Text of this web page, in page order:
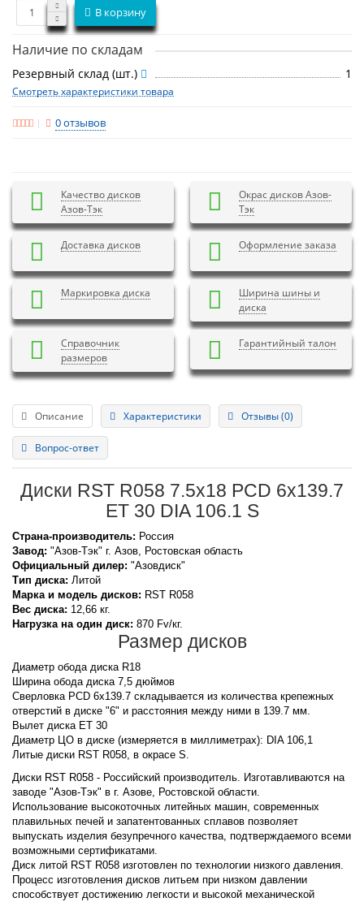
В корзину
Наличие по складам
Резервный склад (шт.) 1
Смотреть характеристики товара
0 отзывов
Качество дисков
Азов-Тэк
Окрас дисков Азов-
Тэк
Доставка дисков Оформление заказа
Маркировка диска
Ширина шины и
диска
Справочник
размеров
Гарантийный талон
Описание Характеристики Отзывы (0)
Вопрос-ответ
Диски RST R058 7.5x18 PCD 6x139.7
ET 30 DIA 106.1 S
Страна-производитель: Россия
Завод: "Азов-Тэк" г. Азов, Ростовская область
Официальный дилер: "Азовдиск"
Тип диска: Литой
Марка и модель дисков: RST R058
Вес диска: 12,66 кг.
Нагрузка на один диск: 870 Fv/кг.
Размер дисков
Диаметр обода диска R18
Ширина обода диска 7,5 дюймов
Сверловка PCD 6x139.7 складывается из количества крепежных
отверстий в диске "6" и расстояния между ними в 139.7 мм.
Вылет диска ET 30
Диаметр ЦО в диске (измеряется в миллиметрах): DIA 106,1
Литые диски RST R058, в окрасе S.
Диски RST R058 - Российский производитель. Изготавливаются на
заводе "Азов-Тэк" в г. Азове, Ростовской области.
Использование высокоточных литейных машин, современных
плавильных печей и запатентованных сплавов позволяет
выпускать изделия безупречного качества, подтверждаемого всеми
возможными сертификатами.
Диск литой RST R058 изготовлен по технологии низкого давления.
Процесс изготовления дисков литьем при низком давлении
способствует достижению легкости и высокой механической